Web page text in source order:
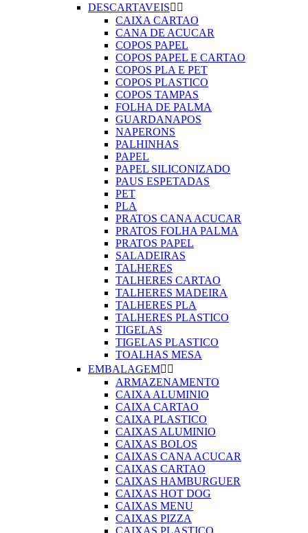
DESCARTAVEIS 
CAIXA CARTAO
CANA DE ACUCAR
COPOS PAPEL
COPOS PAPEL E CARTAO
COPOS PLA E PET
COPOS PLASTICO
COPOS TAMPAS
FOLHA DE PALMA
GUARDANAPOS
NAPERONS
PALHINHAS
PAPEL
PAPEL SILICONIZADO
PAUS ESPETADAS
PET
PLA
PRATOS CANA ACUCAR
PRATOS FOLHA PALMA
PRATOS PAPEL
SALADEIRAS
TALHERES
TALHERES CARTAO
TALHERES MADEIRA
TALHERES PLA
TALHERES PLASTICO
TIGELAS
TIGELAS PLASTICO
TOALHAS MESA
EMBALAGEM 
ARMAZENAMENTO
CAIXA ALUMINIO
CAIXA CARTAO
CAIXA PLASTICO
CAIXAS ALUMINIO
CAIXAS BOLOS
CAIXAS CANA ACUCAR
CAIXAS CARTAO
CAIXAS HAMBURGUER
CAIXAS HOT DOG
CAIXAS MENU
CAIXAS PIZZA
CAIXAS PLASTICO